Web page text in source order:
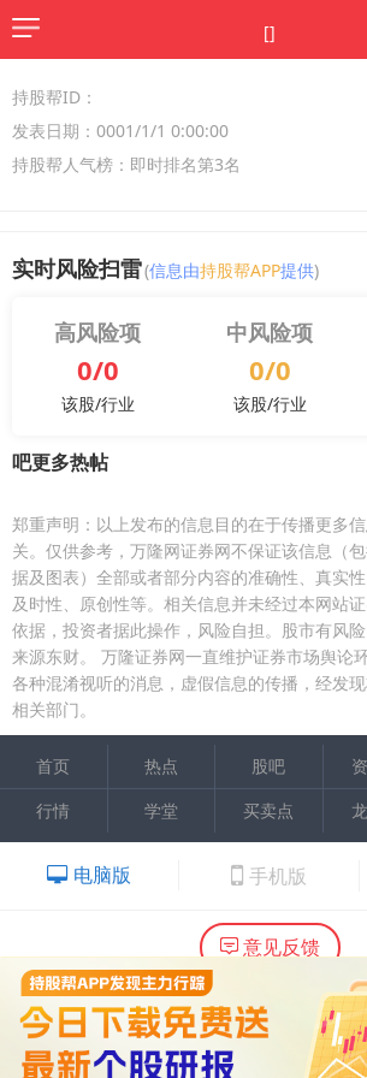
[]
持股帮ID：
发表日期：0001/1/1 0:00:00
持股帮人气榜：即时排名第3名
实时风险扫雷(信息由持股帮APP提供)
高风险项
0/0
该股/行业
中风险项
0/0
该股/行业
吧更多热帖
郑重声明：以上发布的信息目的在于传播更多
关。仅供参考，万隆网证券网不保证该信息（
据及图表）全部或者部分内容的准确性、真实性
及时性、原创性等。相关信息并未经过本网站
依据，投资者据此操作，风险自担。股市有风
来源东财。
万隆证券网一直维护证券市场舆论
各种混淆视听的消息，虚假信息的传播，经发
相关部门。
首页 热点 股吧
行情
学堂 买卖点
电脑版 手机版
意见反馈
内容提供：广州市万隆证券咨询
Copyright ©2015 Wlstock. All
热线：020-66618988